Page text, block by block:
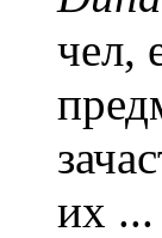
чел,
их ...